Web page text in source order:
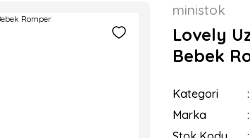
ministok
Lovely
Bebek
Kategori
Marka